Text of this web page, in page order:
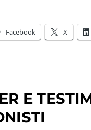
Facebook X
E